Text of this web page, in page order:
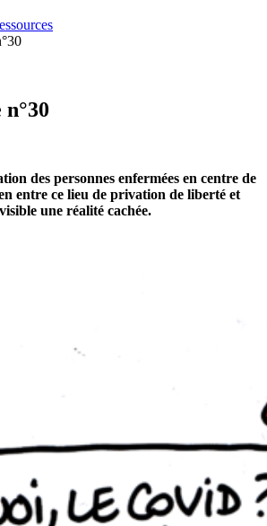
des personnes enfermées en centre de
entre ce lieu de privation de liberté et
une réalité cachée.